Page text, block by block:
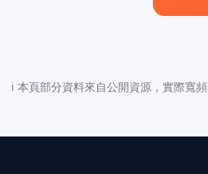
ℹ️ 本頁部分資料來自公開資源，實際寬